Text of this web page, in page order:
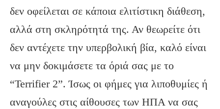
δεν οφείλεται σε κάποια ελιτίστικη διάθεση,
αλλά στη σκληρότητά της. Αν θεωρείτε ότι
δεν αντέχετε την υπερβολική βία, καλό είναι
να μην δοκιμάσετε τα όριά σας με το
“Terrifier 2”. Ίσως οι φήμες για λιποθυμίες ή
αναγούλες στις αίθουσες των ΗΠΑ να σας